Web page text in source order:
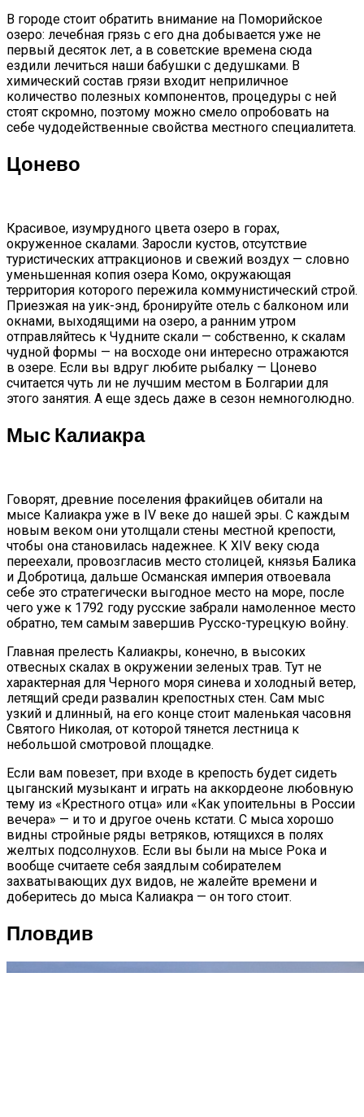
В городе стоит обратить внимание на Поморийское
озеро: лечебная грязь с его дна добывается уже не
первый десяток лет, а в советские времена сюда
ездили лечиться наши бабушки с дедушками. В
химический состав грязи входит неприличное
количество полезных компонентов, процедуры с ней
стоят скромно, поэтому можно смело опробовать на
себе чудодейственные свойства местного специалитета.
Цонево
Красивое, изумрудного цвета озеро в горах,
окруженное скалами. Заросли кустов, отсутствие
туристических аттракционов и свежий воздух — словно
уменьшенная копия озера Комо, окружающая
территория которого пережила коммунистический строй.
Приезжая на уик-энд, бронируйте отель с балконом или
окнами, выходящими на озеро, а ранним утром
отправляйтесь к Чудните скали — собственно, к скалам
чудной формы — на восходе они интересно отражаются
в озере. Если вы вдруг любите рыбалку — Цонево
считается чуть ли не лучшим местом в Болгарии для
этого занятия. А еще здесь даже в сезон немноголюдно.
Мыс Калиакра
Говорят, древние поселения фракийцев обитали на
мысе Калиакра уже в IV веке до нашей эры. С каждым
новым веком они утолщали стены местной крепости,
чтобы она становилась надежнее. К XIV веку сюда
переехали, провозгласив место столицей, князья Балика
и Добротица, дальше Османская империя отвоевала
себе это стратегически выгодное место на море, после
чего уже к 1792 году русские забрали намоленное место
обратно, тем самым завершив Русско-турецкую войну.
Главная прелесть Калиакры, конечно, в высоких
отвесных скалах в окружении зеленых трав. Тут не
характерная для Черного моря синева и холодный ветер,
летящий среди развалин крепостных стен. Сам мыс
узкий и длинный, на его конце стоит маленькая часовня
Святого Николая, от которой тянется лестница к
небольшой смотровой площадке.
Если вам повезет, при входе в крепость будет сидеть
цыганский музыкант и играть на аккордеоне любовную
тему из «Крестного отца» или «Как упоительны в России
вечера» — и то и другое очень кстати. С мыса хорошо
видны стройные ряды ветряков, ютящихся в полях
желтых подсолнухов. Если вы были на мысе Рока и
вообще считаете себя заядлым собирателем
захватывающих дух видов, не жалейте времени и
доберитесь до мыса Калиакра — он того стоит.
Пловдив